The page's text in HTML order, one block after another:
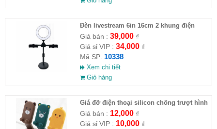
Đèn livestream 6in 16cm 2 khung điện
thoại
Giá bán : 39,000₫
Giá sỉ VIP : 34,000₫
Mã SP: 10338
Xem chi tiết
Giỏ hàng
Giá đỡ điện thoại silicon chống trượt hình
thú
Giá bán : 12,000₫
Giá sỉ VIP : 10,000₫